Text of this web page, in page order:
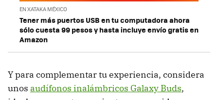
EN XATAKA MÉXICO
Tener más puertos USB en tu computadora ahora
sólo cuesta 99 pesos y hasta incluye envío gratis en
Amazon
Y para complementar tu experiencia, considera
unos audífonos inalámbricos Galaxy Buds,